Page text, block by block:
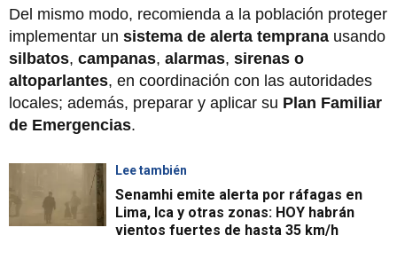
Del mismo modo, recomienda a la población proteger
implementar un sistema de alerta temprana usando
silbatos, campanas, alarmas, sirenas o
altoparlantes, en coordinación con las autoridades
locales; además, preparar y aplicar su Plan Familiar
de Emergencias.
Lee también
Senamhi emite alerta por ráfagas en
Lima, Ica y otras zonas: HOY habrán
vientos fuertes de hasta 35 km/h